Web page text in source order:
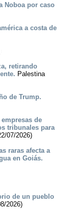
Noboa por caso
a costa de
retirando
Palestina
de Trump.
de
tribunales para
07/2026)
raras afecta a
en Goiás.
de un pueblo
2026)